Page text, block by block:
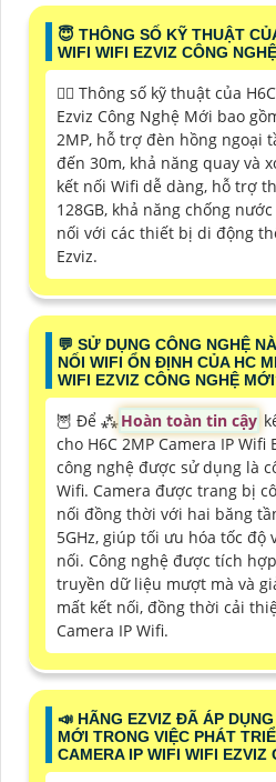
😇 THÔNG SỐ KỸ THUẬT
WIFI WIFI EZVIZ CÔNG
🙆‍♀️ Thông số kỹ thuật của
Ezviz Công Nghệ Mới bao
2MP, hỗ trợ đèn hồng ngoại
đến 30m, khả năng quay và
kết nối Wifi dễ dàng, hỗ trợ
128GB, khả năng chống
nối với các thiết bị di động
Ezviz.
️💬 SỬ DỤNG CÔNG NGHỆ
NỐI WIFI ỔN ĐỊNH CỦA HC
WIFI EZVIZ CÔNG NGHỆ
🦉 Để ⁂Hoàn toàn tin cậy
cho H6C 2MP Camera IP Wifi
công nghệ được sử dụng là
Wifi. Camera được trang bị
nối đồng thời với hai băng
5GHz, giúp tối ưu hóa tốc độ
nối. Công nghệ được tích
truyền dữ liệu mượt mà và
mất kết nối, đồng thời cải
Camera IP Wifi.
📣 HÃNG EZVIZ ĐÃ ÁP
MỚI TRONG VIỆC PHÁT
CAMERA IP WIFI WIFI EZVIZ